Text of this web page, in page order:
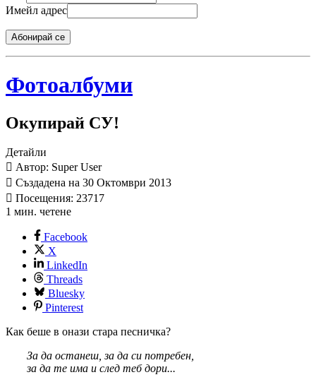
Имейл адрес
Абонирай се
Фотоалбуми
Окупирай СУ!
Детайли
Автор: Super User
Създадена на 30 Октомври 2013
Посещения: 23717
1 мин. четене
Facebook
X
LinkedIn
Threads
Bluesky
Pinterest
Как беше в онази стара песничка?
За да останеш, за да си потребен,
за да те има и след теб дори...